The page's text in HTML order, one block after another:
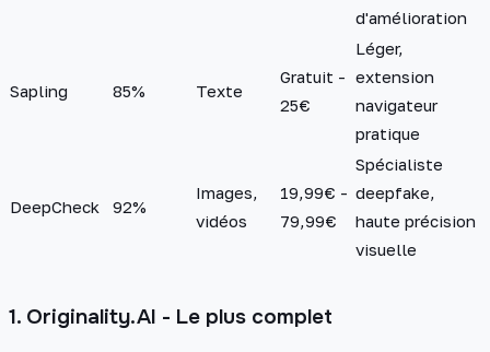
d'amélioration
Sapling 85% Texte
Gratuit -
25€
Léger,
extension
navigateur
pratique
DeepCheck 92%
Images,
vidéos
19,99€ -
79,99€
Spécialiste
deepfake,
haute précision
visuelle
1. Originality.AI - Le plus complet